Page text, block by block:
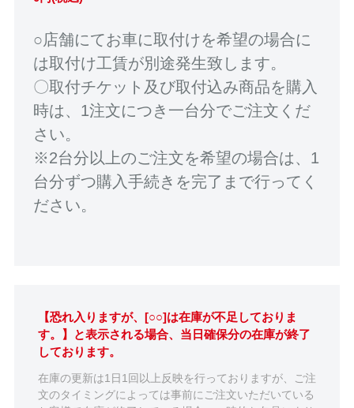
○店舗にてお車に取付けを希望の場合に
は取付け工賃が別途発生致します。
〇取付チケット及び取付込み商品を購入
時は、1注文につき一台分でご注文くだ
さい。
※2台分以上のご注文を希望の場合は、1
台分ずつ購入手続きを完了まで行ってく
ださい。
【恐れ入りますが、[○○]は在庫が不足しておりま
す。】と表示される場合、当日確保分の在庫が終了
しております。
在庫の更新は1日1回以上反映を行っておりますが、ご注
文のタイミングによっては事前にご注文いただいている